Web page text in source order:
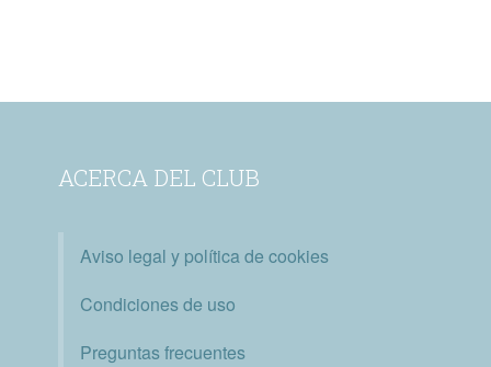
ACERCA DEL CLUB
Aviso legal y política de cookies
Condiciones de uso
Preguntas frecuentes